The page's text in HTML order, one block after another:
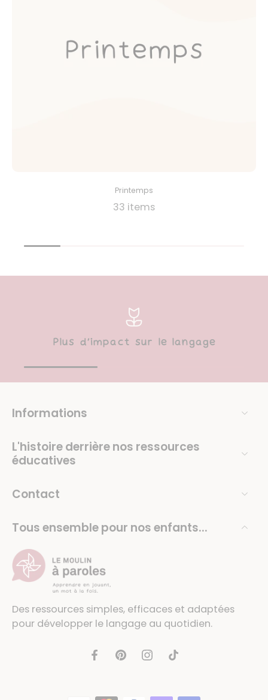
Printemps
33 items
Plus d’impact sur le langage
Informations
L'histoire derrière nos ressources
éducatives
Contact
Tous ensemble pour nos enfants...
Des ressources simples, efficaces et adaptées
pour développer le langage au quotidien.